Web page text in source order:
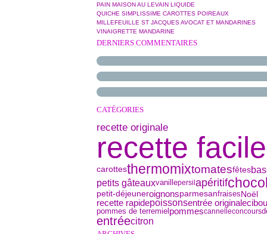
PAIN MAISON AU LEVAIN LIQUIDE
QUICHE SIMPLISSIME CAROTTES POIREAUX
MILLEFEUILLE ST JACQUES AVOCAT ET MANDARINES
VINAIGRETTE MANDARINE
DERNIERS COMMENTAIRES
CATÉGORIES
recette originale
recette facile
carottesthermomixtomatesfêtes
petits gâteauxvanillepersil apéritif
petit-déjeuneroignonsparmesanfraisesNoël
recette rapidepoissonsentrée originale
pommes de terremiel pommescannelleconcours
entréecitron